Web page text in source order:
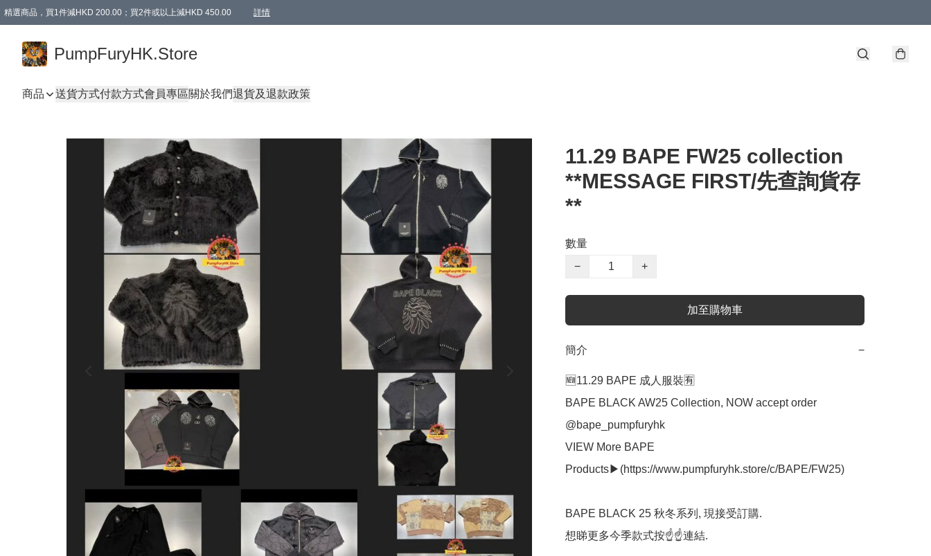
精選商品，買1件減HKD 200.00；買2件或以上減HKD 450.00 詳情
PumpFuryHK.Store
商品 送貨方式付款方式會員專區關於我們退貨及退款政策
11.29 BAPE FW25 collection
**MESSAGE FIRST/先查詢貨存
**
數量
−
+
加至購物車
簡介 −
🆕11.29 BAPE 成人服裝🈶
BAPE BLACK AW25 Collection, NOW accept order
@bape_pumpfuryhk
VIEW More BAPE
Products▶(https://www.pumpfuryhk.store/c/BAPE/FW25)
BAPE BLACK 25 秋冬系列, 現接受訂購.
想睇更多今季款式按☝️☝️連結.